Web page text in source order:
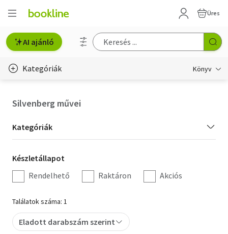
Üres
AI ajánló
Kategóriák Könyv
Hobbi, szabadidő
Irodalom
Művészet
Szakkönyv
Silvenberg művei
Kategória
szűrés
Kategóriák
Készletállapot
szűrés
Készletállapot
Rendelhető
Raktáron Akciós
Találatok száma: 1
Eladott darabszám szerint